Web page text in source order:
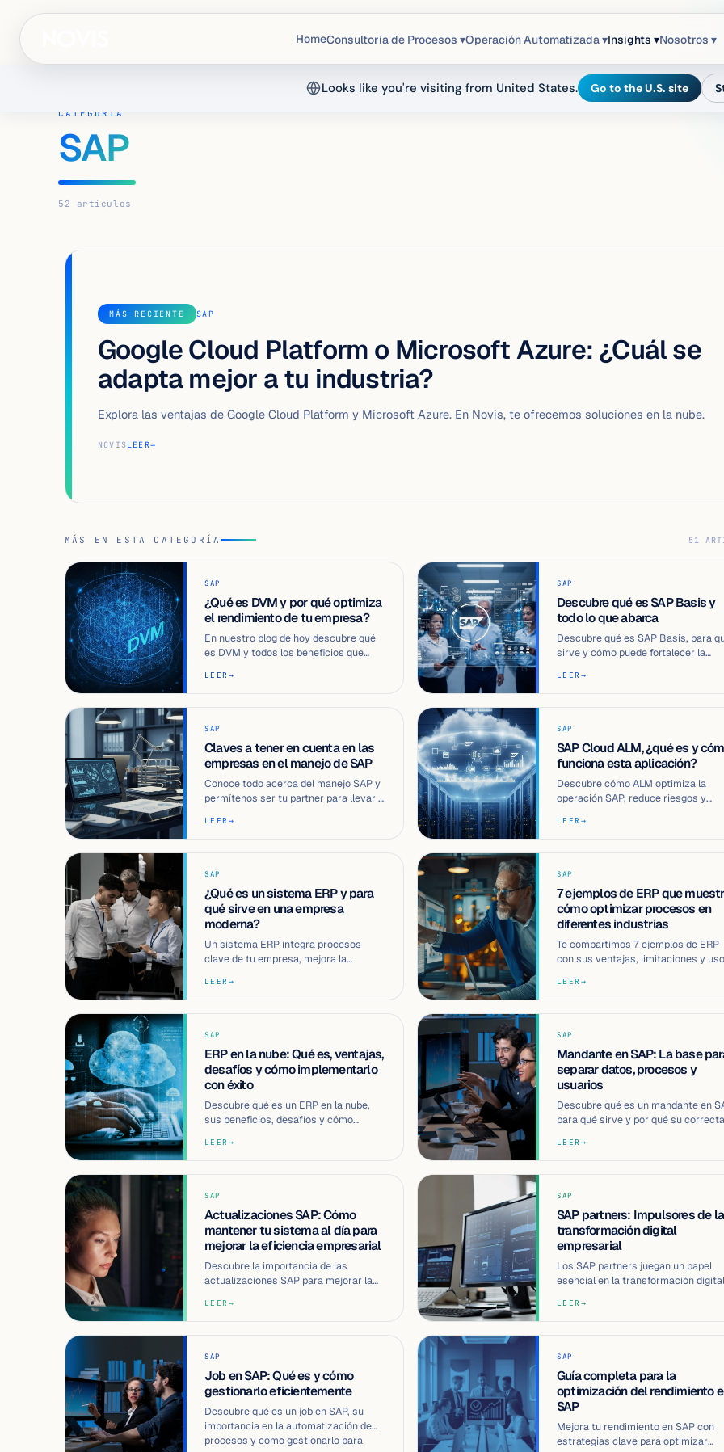
HomeConsultoría de Procesos ▾Operación Automatizada ▾Insights ▾Nosotros ▾
Looks like you're visiting from United States. Go to the U.S. site
CATEGORÍA
SAP
52 artículos
MÁS RECIENTE SAP
Google Cloud Platform o Microsoft Azure: ¿Cuál se
adapta mejor a tu industria?
Explora las ventajas de Google Cloud Platform y Microsoft Azure. En Novis, te ofrecemos soluciones en la nube.
NOVISLEER→
MÁS EN ESTA CATEGORÍA 51
SAP
¿Qué es DVM y por qué optimiza
el rendimiento de tu empresa?
En nuestro blog de hoy descubre qué
es DVM y todos los beneficios que
empres…
LEER →
SAP
Descubre qué es SAP Basis y
todo lo que abarca
Descubre qué es SAP Basis, para
sirve y cómo puede fortalecer la
LEER →
SAP
Claves a tener en cuenta en las
empresas en el manejo de SAP
Conoce todo acerca del manejo SAP y
permítenos ser tu partner para llevar a
LEER →
SAP
SAP Cloud ALM, ¿qué es y
funciona esta aplicación?
Descubre cómo ALM optimiza la
operación SAP, reduce riesgos y
estrategia int…
LEER →
SAP
¿Qué es un sistema ERP y para
qué sirve en una empresa
moderna?
Un sistema ERP integra procesos
clave de tu empresa, mejora la
decisiones estr…
LEER →
SAP
7 ejemplos de ERP que
cómo optimizar procesos en
diferentes industrias
Te compartimos 7 ejemplos de ERP
con sus ventajas, limitaciones y
empresa.
LEER →
SAP
ERP en la nube: Qué es, ventajas,
desafíos y cómo implementarlo
con éxito
Descubre qué es un ERP en la nube,
sus beneficios, desafíos y cómo
eficiencia y…
LEER →
SAP
Mandante en SAP: La base
separar datos, procesos y
usuarios
Descubre qué es un mandante en
para qué sirve y por qué su correcta
LEER →
SAP
Actualizaciones SAP: Cómo
mantener tu sistema al día para
mejorar la eficiencia empresarial
Descubre la importancia de las
actualizaciones SAP para mejorar la
de tu…
LEER →
SAP
SAP partners: Impulsores de la
transformación digital
empresarial
Los SAP partners juegan un papel
esencial en la transformación
LEER →
SAP
Job en SAP: Qué es y cómo
gestionarlo eficientemente
Descubre qué es un job en SAP, su
importancia en la automatización de
procesos y cómo gestionarlo para
SAP
Guía completa para la
optimización del rendimiento
SAP
Mejora tu rendimiento en SAP con
estrategias clave para optimizar